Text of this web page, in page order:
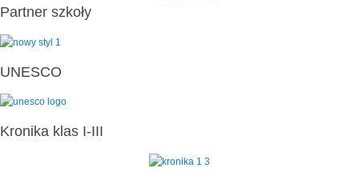
Partner szkoły
UNESCO
Kronika klas I-III